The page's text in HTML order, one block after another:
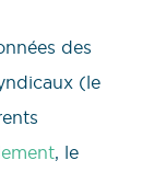
des
(le
, le